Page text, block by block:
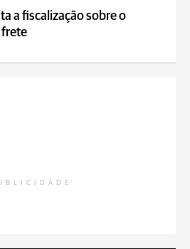
a fiscalização sobre o
frete